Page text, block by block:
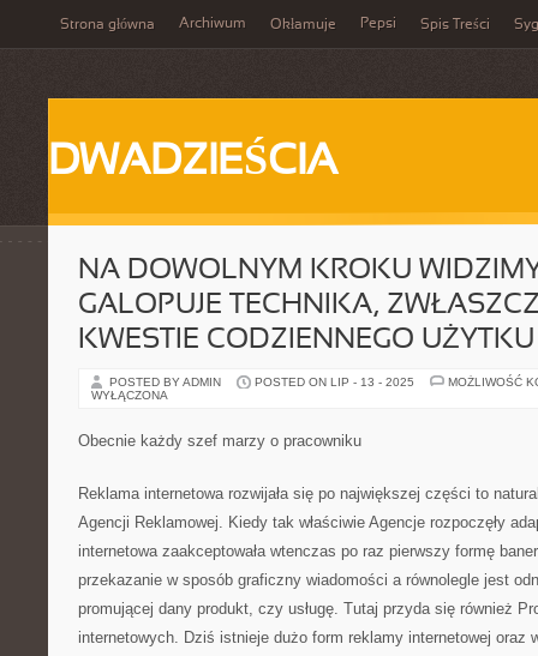
Strona główna Archiwum Okłamuje Pepsi Spis Treści
DWADZIEŚCIA
NA DOWOLNYM KROKU
GALOPUJE TECHNIKA,
KWESTIE CODZIENNEGO UŻYTKU
POSTED BY ADMIN POSTED ON LIP - 13 - 2025
MOŻLIWOŚĆ
WYŁĄCZONA
Obecnie każdy szef marzy o pracowniku
Reklama internetowa rozwijała się po największej części to
Agencji Reklamowej. Kiedy tak właściwie Agencje rozpoczęły
internetowa zaakceptowała wtenczas po raz pierwszy formę
przekazanie w sposób graficzny wiadomości a równolegle jest
promującej dany produkt, czy usługę. Tutaj przyda się również
internetowych. Dziś istnieje dużo form reklamy internetowej oraz